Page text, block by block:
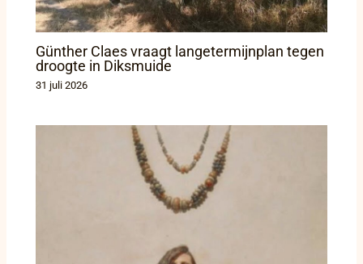
Günther Claes vraagt langetermijnplan tegen
droogte in Diksmuide
31 juli 2026